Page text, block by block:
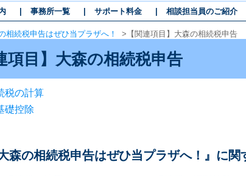
事務所一覧 サポート料金 相談担当員のご紹介
相続税申告はぜひ当プラザへ！ > 【関連項目】大森の相続税申告
項目】大森の相続税申告
税の計算
礎控除
大森の相続税申告はぜひ当プラザへ！』に関